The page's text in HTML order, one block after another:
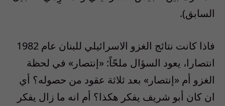
السابق).
فاذا كانت نتائج الغزو الاسرائيلي للبنان عام 1982
انتصارا، يعود السؤال ملحّاً: «إنتصار» في لحظة
الغزو أم «إنتصار» بعد ثلاثة عقود من حصوله؟ أي
ان كان أبو شريف يفكر هكذا؟ أم انه ما زال يفكر